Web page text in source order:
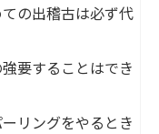
の出稽古は必ず代
要することはでき
リングをやるとき